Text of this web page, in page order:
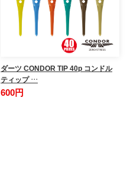
ダーツ CONDOR TIP 40p コンドル
ティップ …
600円